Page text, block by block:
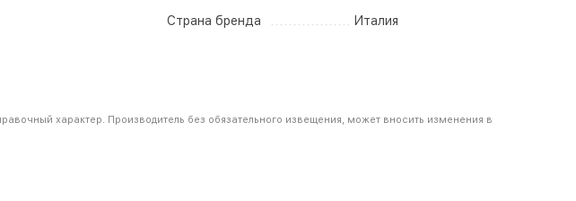
Страна бренда Италия
характер. Производитель без обязательного извещения, может вносить изменения в